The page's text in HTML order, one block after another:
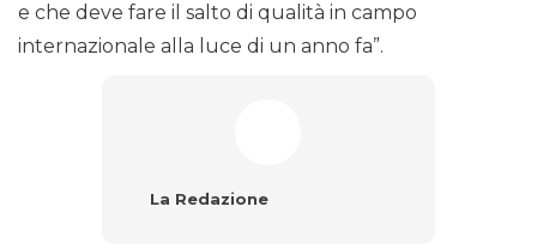
e che deve fare il salto di qualità in campo
internazionale alla luce di un anno fa”.
La Redazione